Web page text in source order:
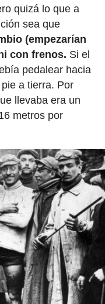
quizá lo que a
sea que
(empezarían
con frenos. Si el
pedalear hacia
a tierra. Por
llevaba era un
metros por